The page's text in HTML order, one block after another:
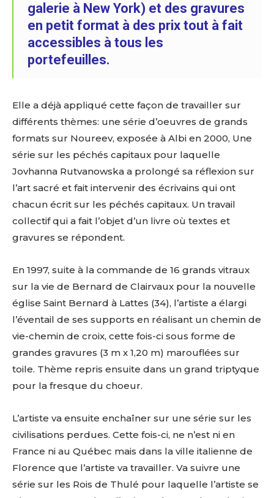
Adresse email*
Nom
Statut / Organisation
J'accepte les termes et conditions
* Champ obligatoire
Prénom
Statut / Organisation
J'accepte lestermes et conditions
* Champ obligatoire
galerie à New York) et des gravures
en petit format à des prix tout à fait
accessibles à tous les
portefeuilles.
Elle a déjà appliqué cette façon de travailler sur
différents thèmes: une série d’oeuvres de grands
formats sur Noureev, exposée à Albi en 2000, Une
série sur les péchés capitaux pour laquelle
Jovhanna Rutvanowska a prolongé sa réflexion sur
l’art sacré et fait intervenir des écrivains qui ont
chacun écrit sur les péchés capitaux. Un travail
collectif qui a fait l’objet d’un livre où textes et
gravures se répondent.
En 1997, suite à la commande de 16 grands vitraux
sur la vie de Bernard de Clairvaux pour la nouvelle
église Saint Bernard à Lattes (34), l’artiste a élargi
l’éventail de ses supports en réalisant un chemin de
vie-chemin de croix, cette fois-ci sous forme de
grandes gravures (3 m x 1,20 m) marouflées sur
toile. Thème repris ensuite dans un grand triptyque
pour la fresque du choeur.
L’artiste va ensuite enchaîner sur une série sur les
civilisations perdues. Cette fois-ci, ne n’est ni en
France ni au Québec mais dans la ville italienne de
Florence que l’artiste va travailler. Va suivre une
série sur les Rois de Thulé pour laquelle l’artiste se